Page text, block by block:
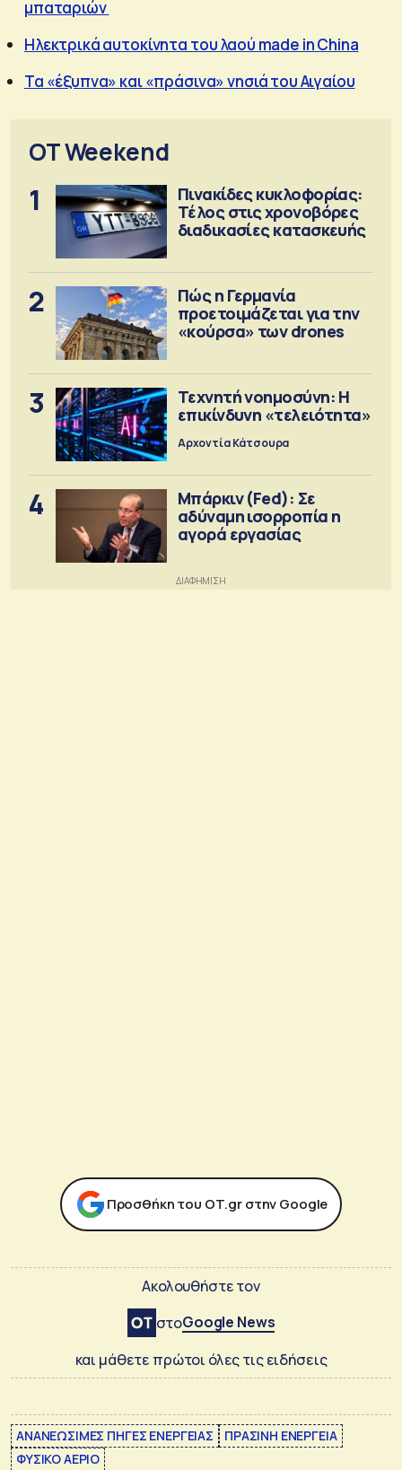
μπαταριών
Ηλεκτρικά αυτοκίνητα του λαού made in China
Τα «έξυπνα» και «πράσινα» νησιά του Αιγαίου
OT Weekend
1
Πινακίδες κυκλοφορίας:
Τέλος στις χρονοβόρες
διαδικασίες κατασκευής
2
Πώς η Γερμανία
προετοιμάζεται για την
«κούρσα» των drones
3
Τεχνητή νοημοσύνη: Η
επικίνδυνη «τελειότητα»
Αρχοντία Κάτσουρα
4
Μπάρκιν (Fed): Σε
αδύναμη ισορροπία η
αγορά εργασίας
Προσθήκη του ΟΤ.gr στην Google
Ακολουθήστε τον
στοGoogle News
και μάθετε πρώτοι όλες τις ειδήσεις
ΑΝΑΝΕΩΣΙΜΕΣ ΠΗΓΕΣ ΕΝΕΡΓΕΙΑΣ
ΠΡΑΣΙΝΗ ΕΝΕΡΓΕΙΑ
ΦΥΣΙΚΟ ΑΕΡΙΟ